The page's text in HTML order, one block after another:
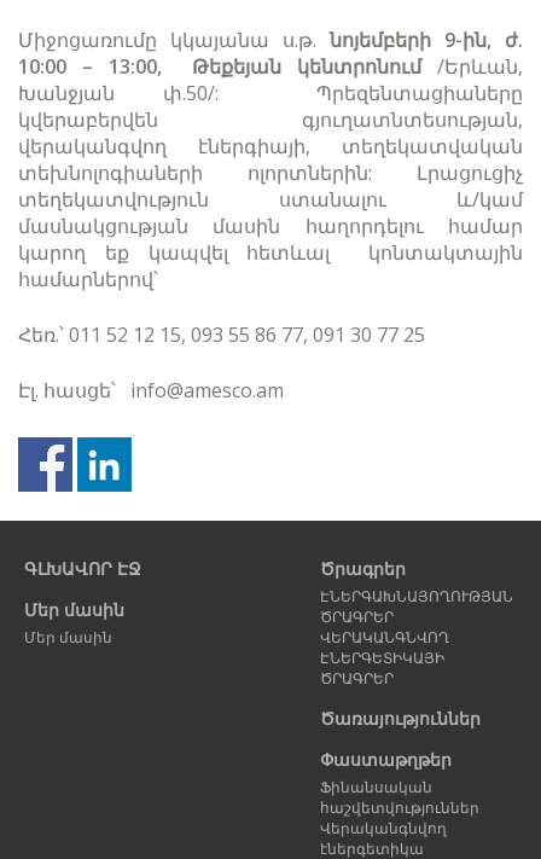
Միջոցառումը կկայանա ս.թ.նոյեմբերի 9-ին, ժ.
10:00 – 13:00, Թեքեյան կենտրոնում/Երևան,
Խանջյան փ.50/: Պրեզենտացիաները
կվերաբերվեն գյուղատնտեսության,
վերականգվող էներգիայի, տեղեկատվական
տեխնոլոգիաների ոլորտներին: Լրացուցիչ
տեղեկատվություն ստանալու և/կամ
մասնակցության մասին հաղորդելու համար
կարող եք կապվել հետևալ կոնտակտային
համարներով՝
Հեռ.՝ 011 52 12 15, 093 55 86 77, 091 30 77 25
Էլ. հասցե՝ info@amesco.am
էջ
ԳԼԽԱՎՈՐ ԷՋ
Մեր մասին
Մեր մասին
Ծրագրեր
ԷՆԵՐԳԱԽՆԱՅՈՂՈՒԹՅԱՆ
ԾՐԱԳՐԵՐ
ՎԵՐԱԿԱՆԳՆՎՈՂ
ԷՆԵՐԳԵՏԻԿԱՅԻ
ԾՐԱԳՐԵՐ
Ծառայություններ
Փաստաթղթեր
Ֆինանսական
հաշվետվություններ
Վերականգնվող
էներգետիկա